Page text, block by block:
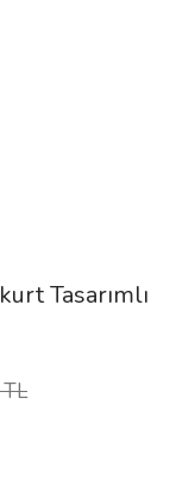
Tasarımlı